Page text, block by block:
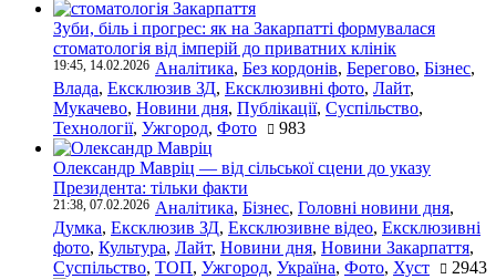
Зуби, біль і прогрес: як на Закарпатті формувалася
стоматологія від імперій до приватних клінік
19:45, 14.02.2026 Аналітика, Без кордонів, Берегово, Бізнес,
Влада, Ексклюзив ЗД, Ексклюзивні фото, Лайт,
Мукачево, Новини дня, Публікації, Суспільство,
Технології, Ужгород, Фото 983
Олександр Мавріц — від сільської сцени до указу
Президента: тільки факти
21:38, 07.02.2026 Аналітика, Бізнес, Головні новини дня,
Думка, Ексклюзив ЗД, Ексклюзивне відео, Ексклюзивні
фото, Культура, Лайт, Новини дня, Новини Закарпаття,
Суспільство, ТОП, Ужгород, Україна, Фото, Хуст 2943